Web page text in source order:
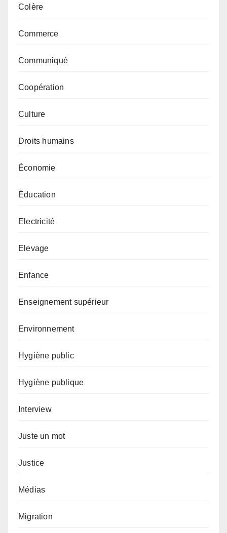
Colère
Commerce
Communiqué
Coopération
Culture
Droits humains
Économie
Éducation
Electricité
Elevage
Enfance
Enseignement supérieur
Environnement
Hygiène public
Hygiène publique
Interview
Juste un mot
Justice
Médias
Migration